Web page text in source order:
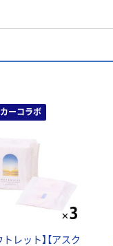
ーコラボ
トレット】【アスク